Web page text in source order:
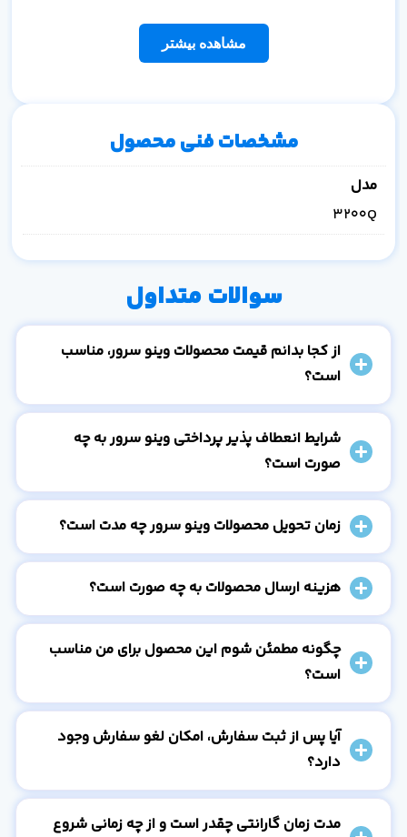
مشاهده بیشتر
مشخصات فنی محصول
مدل
3200Q
سوالات متداول
از کجا بدانم قیمت محصولات وینو سرور، مناسب
است؟
شرایط انعطاف پذیر پرداختی وینو سرور به چه
صورت است؟
زمان تحویل محصولات وینو سرور چه مدت است؟
هزینه ارسال محصولات به چه صورت است؟
چگونه مطمئن شوم این محصول برای من مناسب
است؟
آیا پس از ثبت سفارش، امکان لغو سفارش وجود
دارد؟
مدت زمان گارانتی چقدر است و از چه زمانی شروع